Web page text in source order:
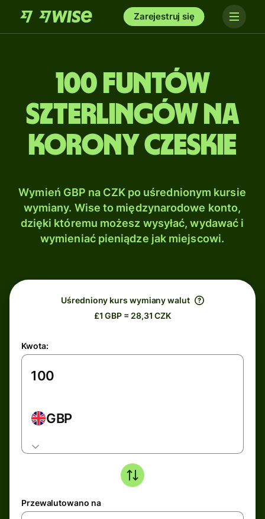
Zarejestruj się
100 Funtów
szterlingów na
Korony czeskie
Wymień GBP na CZK po uśrednionym kursie
wymiany. Wise to międzynarodowe konto,
dzięki któremu możesz wysyłać, wydawać i
wymieniać pieniądze jak miejscowi.
Uśredniony kurs wymiany walut
£1 GBP = 28,31 CZK
Kwota:
GBP
Przewalutowano na